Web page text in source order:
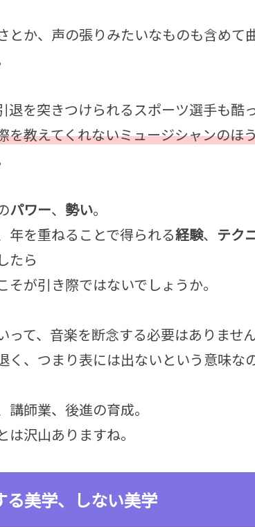
とか、声の張りみたいなものも含めて
退を突きつけられるスポーツ選手も酷
を教えてくれないミュージシャンのほ
パワー、 勢い。
年を重ねることで得られる経験、 テク
たら
そが引き際ではないでしょうか。
って、音楽を断念する必要はありません
く、つまり表には出ないという意味なの
講師業、後進の育成。
は沢山ありますね。
る美学、しない美学